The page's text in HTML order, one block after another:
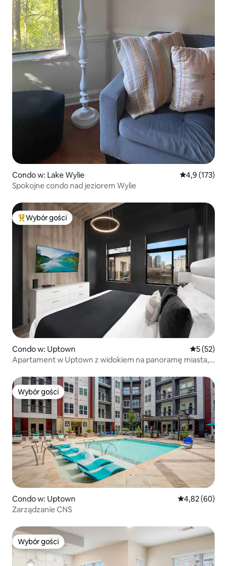
Condo w: Lake Wylie Średnia
4,9 (173)
Spokojne condo nad jeziorem Wylie
Najpopularniejsze z kategorii Wybór gości
Wybór gości
Condo w: Uptown Średnia
5 (52)
Apartament w Uptown z widokiem na panoramę miasta,
Wybór gości
Wybór gości
Condo w: Uptown Średnia
4,82 (60)
Zarządzanie CNS
Wybór gości
Wybór gości